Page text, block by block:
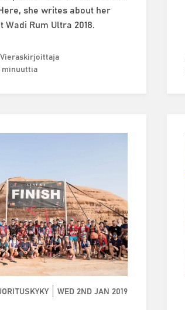
she writes about her
Wadi Rum Ultra 2018.
Vieraskirjoittaja
minuuttia
WED 2ND JAN 2019